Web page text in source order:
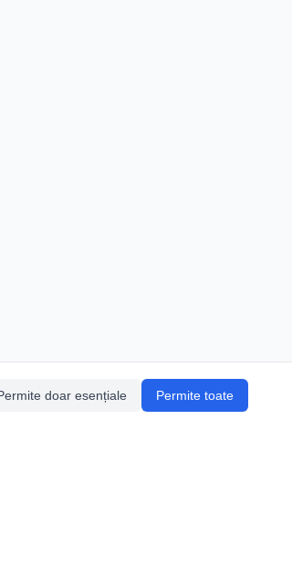
doar esențiale Permite toate